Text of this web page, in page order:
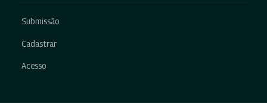
Submissão
Cadastrar
Acesso